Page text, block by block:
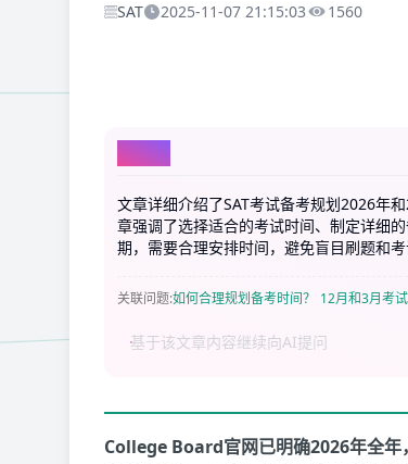
SAT 2025-11-07 21:15:03 1560
AI总结
文章详细介绍了SAT考试备考规划2026年
章强调了选择适合的考试时间、制定详细
期，需要合理安排时间，避免盲目刷题和考
关联问题:如何合理规划备考时间？ 12月和3月考试
College Board官网已明确2026年全年